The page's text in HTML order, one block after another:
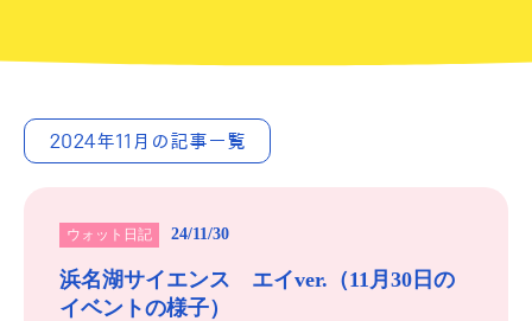
2024年11月の記事一覧
ウォット日記 24/11/30
浜名湖サイエンス エイver.（11月30日の
イベントの様子）